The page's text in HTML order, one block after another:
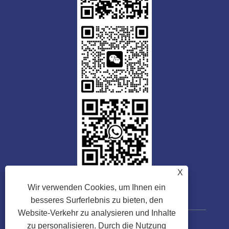
X
Wir verwenden Cookies, um Ihnen ein
besseres Surferlebnis zu bieten, den
Website-Verkehr zu analysieren und Inhalte
zu personalisieren. Durch die Nutzung